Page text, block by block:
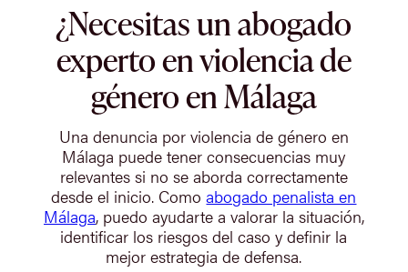
¿Necesitas un abogado
experto en violencia de
género en Málaga
Una denuncia por violencia de género en
Málaga puede tener consecuencias muy
relevantes si no se aborda correctamente
desde el inicio. Comoabogado penalista en
Málaga, puedo ayudarte a valorar la situación,
identificar los riesgos del caso y definir la
mejor estrategia de defensa.